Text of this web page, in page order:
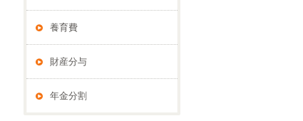
養育費
財産分与
年金分割